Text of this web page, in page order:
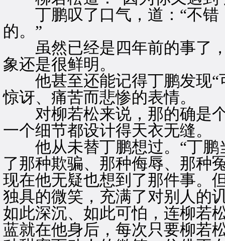
丁鹏叹了口气，道：“不错
的。”
虽然已经是四年前的事了，
象还是很鲜明。
他甚至还能记得丁鹏发现“
惊讶、痛苦而悲惨的表情。
对柳若松来说，那的确是个
一个细节都设计得天衣无缝。
他从未替丁鹏想过。“丁鹏
了那种欺骗、那种侮辱、那种
现在他无疑也想到了那件事。
独具的微笑，充满了对别人的
如此深沉、如此可怕，连柳若
蓝就在他身后，每次只要柳若